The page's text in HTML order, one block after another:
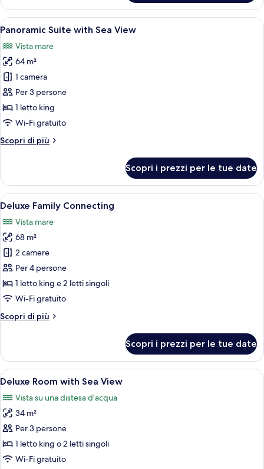
Corner
with
Sea
Apri
tutte
le
foto
per
Panoramic
Suite
with
View
Camera d'albergo moderna con un
8
Panoramic Suite with Sea View
Vista mare
64 m²
1 camera
Per 3 persone
1 letto king
Wi-Fi gratuito
Scopri di più
Altri
Suite
with
Sea
Scopri i prezzi per le tue date
Apri
tutte
le
foto
per
Deluxe
Family
Connecting
Una moderna camera d'albergo con
8
Deluxe Family Connecting
Vista mare
68 m²
2 camere
Per 4 persone
1 letto king e 2 letti singoli
Wi-Fi gratuito
Scopri di più
Altri
Family
Connecting
Scopri i prezzi per le tue date
Apri
tutte
le
foto
per
Deluxe
Room
Una moderna camera d'albergo con
9
Deluxe Room with Sea View
Vista su una distesa d’acqua
34 m²
Per 3 persone
1 letto king o 2 letti singoli
Wi-Fi gratuito